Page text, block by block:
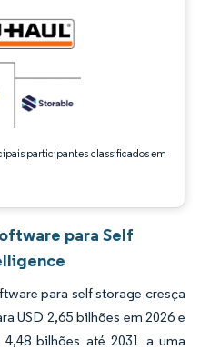
participantes classificados em
para Self
para self storage cresça
USD 2,65 bilhões em 2026 e
bilhões até 2031 a uma